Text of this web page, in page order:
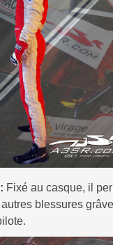
Fixé au casque, il
blessures